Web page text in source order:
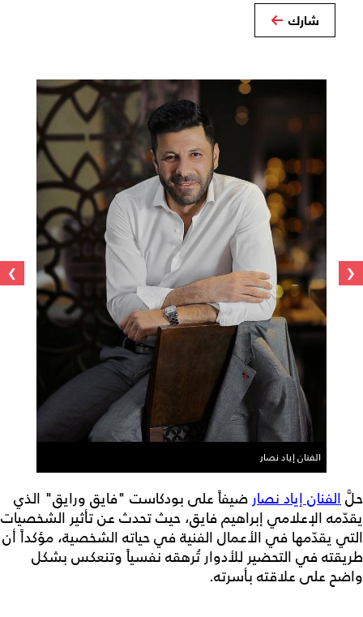
شارك
الفنان إياد نصار
‹
›
حلَّالفنان إياد نصارضيفاً على بودكاست "فايق ورايق" الذي
يقدّمه الإعلامي إبراهيم فايق، حيث تحدث عن تأثير الشخصيات
التي يقدّمها في الأعمال الفنية في حياته الشخصية، مؤكداً أن
طريقته في التحضير للأدوار تُرهقه نفسياً وتنعكس بشكل
واضح على علاقته بأسرته.